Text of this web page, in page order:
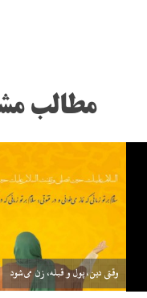
مطالب
فرج نزدیک است یعنی چه؟